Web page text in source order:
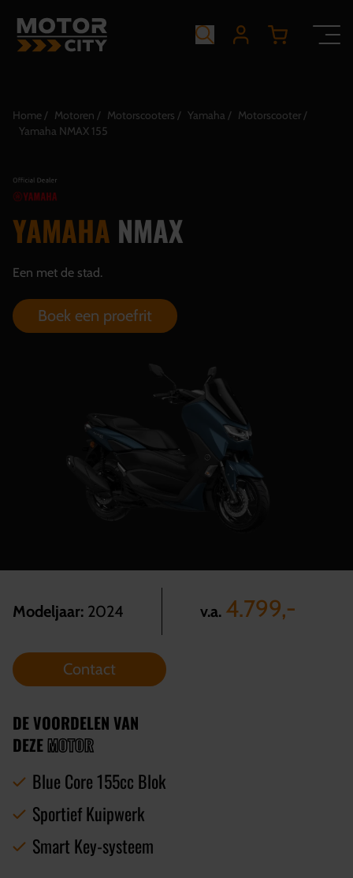
Home Motoren Motorscooters Yamaha
Motorscooter
Yamaha NMAX 155
YAMAHA NMAX
Een met de stad.
Boek een proefrit
Modeljaar: 2024 v.a. 4.799,-
Contact
DE VOORDELEN VAN
DEZEMOTOR
Blue Core 155cc Blok
Sportief Kuipwerk
Smart Key-systeem